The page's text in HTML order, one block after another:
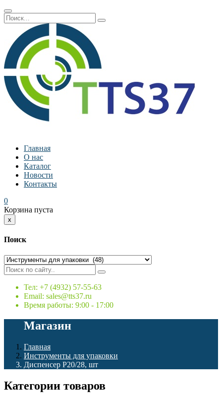
Главная
О нас
Каталог
Новости
Контакты
0
Корзина пуста
x
Поиск
Тел: +7 (4932) 57-55-63
Email: sales@tts37.ru
Время работы: 9:00 - 17:00
Магазин
Главная
Инструменты для упаковки
Диспенсер Р20/28, шт
Категории товаров